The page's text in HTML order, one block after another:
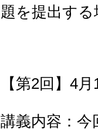
題を提出す
【第2回】4
講義内容：今